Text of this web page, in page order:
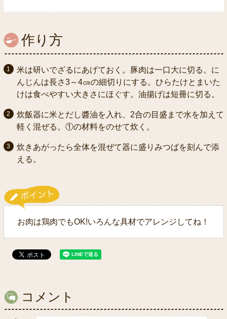
作り方
米は研いでざるにあげておく。豚肉は一口大に切る。に
んじんは長さ3～4㎝の細切りにする。ひらたけとまいた
けは食べやすい大きさにほぐす。油揚げは短冊に切る。
炊飯器に米とだし醬油を入れ、2合の目盛まで水を加えて
軽く混ぜる。①の材料をのせて炊く。
炊きあがったら全体を混ぜて器に盛りみつばを刻んで添
える。
お肉は鶏肉でもOK!いろんな具材でアレンジしてね！
コメント